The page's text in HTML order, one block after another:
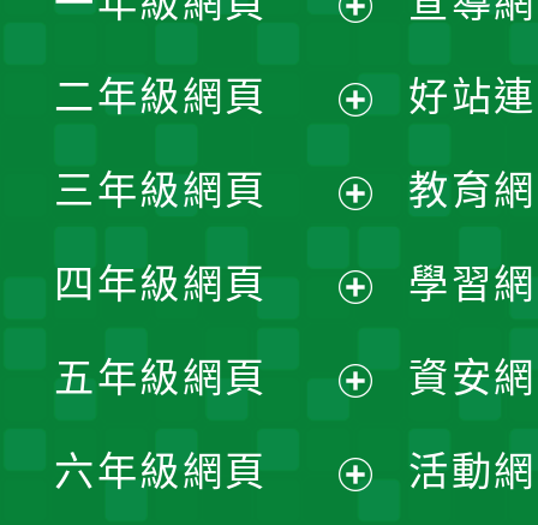
開
選
單
二年級網頁
開
選
單
三年級網頁
開
選
單
四年級網頁
開
選
五年級網頁
開
六年級網頁
好站
教育
學習
資安
活動